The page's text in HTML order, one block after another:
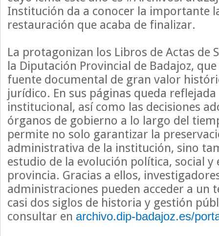
Institución da a conocer la importante
restauración que acaba de finalizar.
La protagonizan los Libros de Actas de
la Diputación Provincial de Badajoz,
fuente documental de gran valor
jurídico. En sus páginas queda
institucional, así como las decisiones
órganos de gobierno a lo largo del
permite no solo garantizar la
administrativa de la institución, sino
estudio de la evolución política, social y
provincia. Gracias a ellos,
administraciones pueden acceder a un
casi dos siglos de historia y gestión
consultar en archivo.dip-badajoz.es/